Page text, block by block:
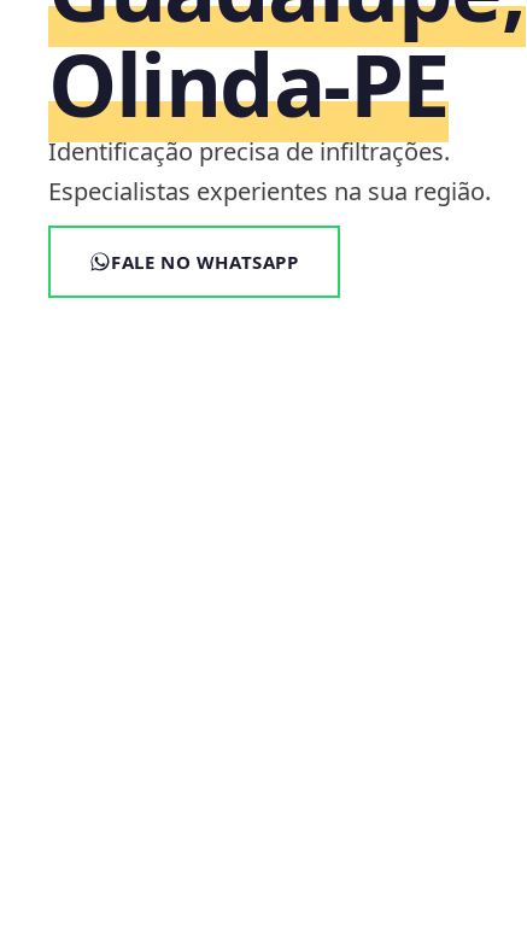
Olinda‑PE
Identificação precisa de infiltrações.
Especialistas experientes na sua região.
FALE NO WHATSAPP